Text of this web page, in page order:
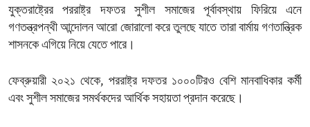
যুক্তরাষ্ট্রের পররাষ্ট্র দফতর সুশীল সমাজের পূর্বাবস্থায় ফিরিয়ে এনে
গণতন্ত্রপন্থী আন্দোলন আরো জোরালো করে তুলছে যাতে তারা বার্মায় গণতান্ত্রিক
শাসনকে এগিয়ে নিয়ে যেতে পারে।
ফেব্রুয়ারী ২০২১ থেকে, পররাষ্ট্র দফতর ১০০০টিরও বেশি মানবাধিকার কর্মী
এবং সুশীল সমাজের সমর্থকদের আর্থিক সহায়তা প্রদান করেছে।